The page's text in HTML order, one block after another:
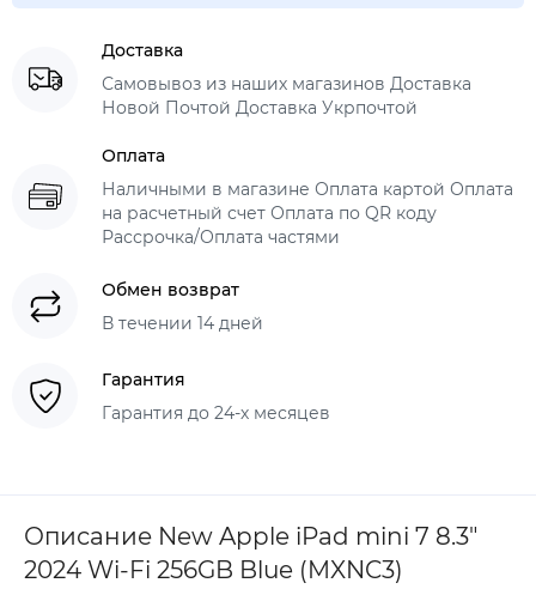
Доставка
Самовывоз из наших магазинов Доставка
Новой Почтой Доставка Укрпочтой
Оплата
Наличными в магазине Оплата картой Оплата
на расчетный счет Оплата по QR коду
Рассрочка/Оплата частями
Обмен возврат
В течении 14 дней
Гарантия
Гарантия до 24-х месяцев
Описание New Apple iPad mini 7 8.3"
2024 Wi-Fi 256GB Blue (MXNC3)